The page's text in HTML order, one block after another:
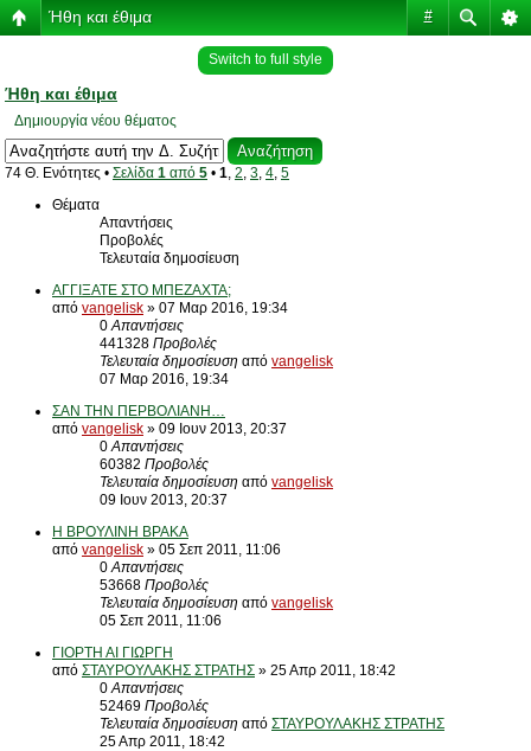
#
Ήθη και έθιμα
Switch to full style
Ήθη και έθιμα
Δημιουργία νέου θέματος
74 Θ. Ενότητες • Σελίδα 1 από 5 • 1, 2, 3, 4, 5
Θέματα
Απαντήσεις
Προβολές
Τελευταία δημοσίευση
ΑΓΓΙΞΑΤΕ ΣΤΟ ΜΠΕΖΑΧΤΑ;
από vangelisk » 07 Μαρ 2016, 19:34
0Απαντήσεις
441328 Προβολές
Τελευταία δημοσίευση από vangelisk
07 Μαρ 2016, 19:34
ΣΑΝ ΤΗΝ ΠΕΡΒΟΛΙΑΝΗ…
από vangelisk » 09 Ιουν 2013, 20:37
0Απαντήσεις
60382 Προβολές
Τελευταία δημοσίευση από vangelisk
09 Ιουν 2013, 20:37
Η ΒΡΟΥΛΙΝΗ ΒΡΑΚΑ
από vangelisk » 05 Σεπ 2011, 11:06
0Απαντήσεις
53668 Προβολές
Τελευταία δημοσίευση από vangelisk
05 Σεπ 2011, 11:06
ΓΙΟΡΤΗ ΑΙ ΓΙΩΡΓΗ
από ΣΤΑΥΡΟΥΛΑΚΗΣ ΣΤΡΑΤΗΣ » 25 Απρ 2011, 18:42
0Απαντήσεις
52469 Προβολές
Τελευταία δημοσίευση από ΣΤΑΥΡΟΥΛΑΚΗΣ ΣΤΡΑΤΗΣ
25 Απρ 2011, 18:42